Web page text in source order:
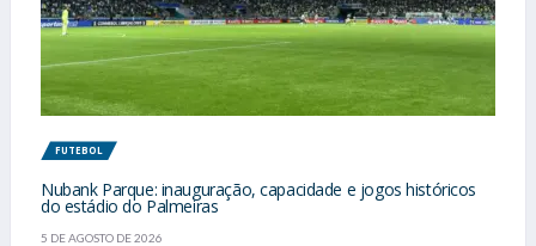
FUTEBOL
Nubank Parque: inauguração, capacidade e jogos históricos
do estádio do Palmeiras
5 DE AGOSTO DE 2026